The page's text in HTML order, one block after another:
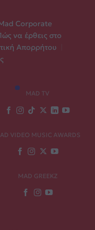
Corporate
να έρθεις στο
Απορρήτου
MAD TV
VIDEO MUSIC AWARDS
MAD GREEKZ